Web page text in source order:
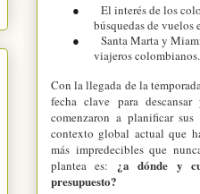
●
El interés de los
búsquedas de vuelos
●
Santa Marta y
viajeros colombianos.
Con la llegada de la
fecha clave para
comenzaron a planificar
contexto global actual que
más impredecibles que
plantea es:
¿a dónde y
presupuesto?